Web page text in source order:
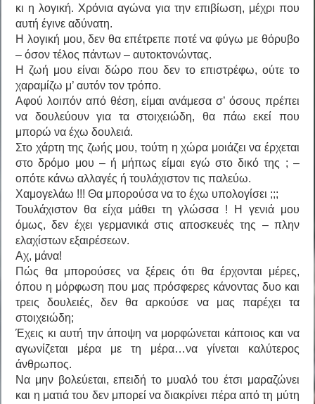
κι η λογική. Χρόνια αγώνα για την επιβίωση, μέχρι που
αυτή έγινε αδύνατη.
Η λογική μου, δεν θα επέτρεπε ποτέ να φύγω με θόρυβο
– όσον τέλος πάντων – αυτοκτονώντας.
Η ζωή μου είναι δώρο που δεν το επιστρέφω, ούτε το
χαραμίζω μ’ αυτόν τον τρόπο.
Αφού λοιπόν από θέση, είμαι ανάμεσα σ’ όσους πρέπει
να δουλεύουν για τα στοιχειώδη, θα πάω εκεί που
μπορώ να έχω δουλειά.
Στο χάρτη της ζωής μου, τούτη η χώρα μοιάζει να έρχεται
στο δρόμο μου – ή μήπως είμαι εγώ στο δικό της ; –
οπότε κάνω αλλαγές ή τουλάχιστον τις παλεύω.
Χαμογελάω !!! Θα μπορούσα να το έχω υπολογίσει ;;;
Τουλάχιστον θα είχα μάθει τη γλώσσα ! Η γενιά μου
όμως, δεν έχει γερμανικά στις αποσκευές της – πλην
ελαχίστων εξαιρέσεων.
Αχ, μάνα!
Πώς θα μπορούσες να ξέρεις ότι θα έρχονται μέρες,
όπου η μόρφωση που μας πρόσφερες κάνοντας δυο και
τρεις δουλειές, δεν θα αρκούσε να μας παρέχει τα
στοιχειώδη;
Έχεις κι αυτή την άποψη να μορφώνεται κάποιος και να
αγωνίζεται μέρα με τη μέρα…να γίνεται καλύτερος
άνθρωπος.
Να μην βολεύεται, επειδή το μυαλό του έτσι μαραζώνει
και η ματιά του δεν μπορεί να διακρίνει πέρα από τη μύτη